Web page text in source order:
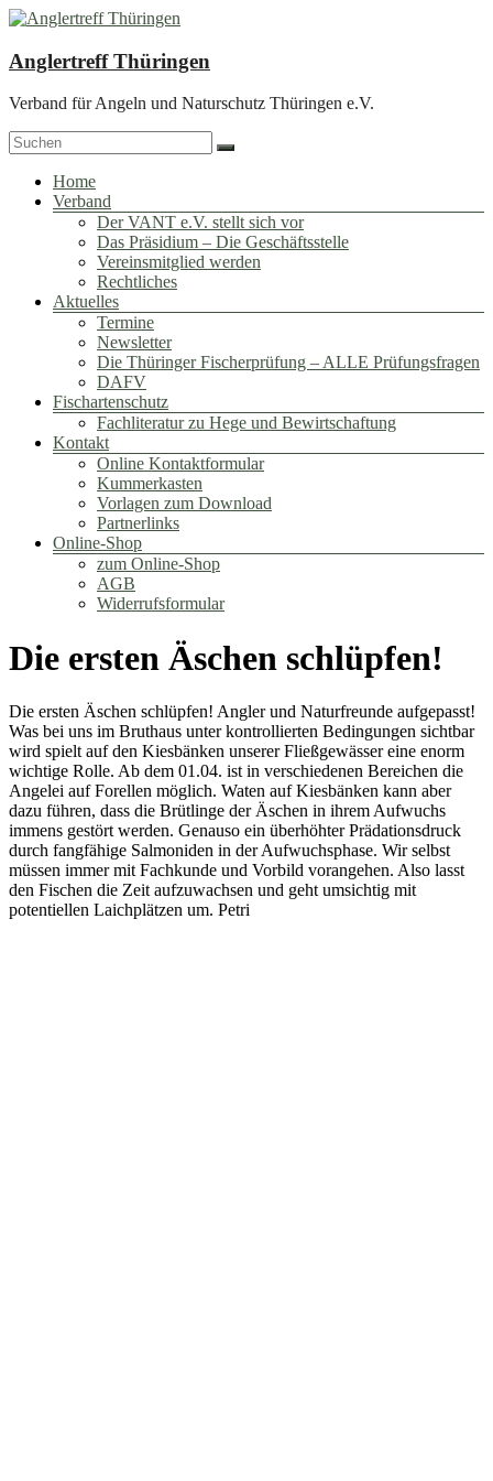
Zum
springen
Anglertreff Thüringen
Verband für Angeln und Naturschutz Thüringen e.V.
Menü
Home
Verband
Der VANT e.V. stellt sich vor
Das Präsidium – Die Geschäftsstelle
Vereinsmitglied werden
Rechtliches
Aktuelles
Termine
Newsletter
Die Thüringer Fischerprüfung – ALLE Prüfungsfragen
DAFV
Fischartenschutz
Fachliteratur zu Hege und Bewirtschaftung
Kontakt
Online Kontaktformular
Kummerkasten
Vorlagen zum Download
Partnerlinks
Online-Shop
zum Online-Shop
AGB
Widerrufsformular
Die ersten Äschen schlüpfen!
Die ersten Äschen schlüpfen! Angler und Naturfreunde aufgepasst!
Was bei uns im Bruthaus unter kontrollierten Bedingungen sichtbar
wird spielt auf den Kiesbänken unserer Fließgewässer eine enorm
wichtige Rolle. Ab dem 01.04. ist in verschiedenen Bereichen die
Angelei auf Forellen möglich. Waten auf Kiesbänken kann aber
dazu führen, dass die Brütlinge der Äschen in ihrem Aufwuchs
immens gestört werden. Genauso ein überhöhter Prädationsdruck
durch fangfähige Salmoniden in der Aufwuchsphase. Wir selbst
müssen immer mit Fachkunde und Vorbild vorangehen. Also lasst
den Fischen die Zeit aufzuwachsen und geht umsichtig mit
potentiellen Laichplätzen um. Petri